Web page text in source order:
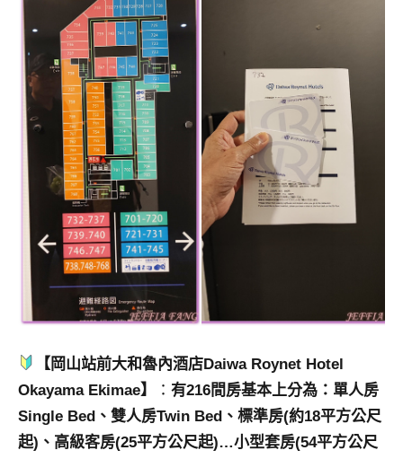
【岡山站前大和魯內酒店Daiwa Roynet Hotel
Okayama Ekimae】
： 有216間房基本上分為：單人房
Single Bed、雙人房Twin Bed、標準房(約18平方公尺
起)、高級客房(25平方公尺起)…小型套房(54平方公尺